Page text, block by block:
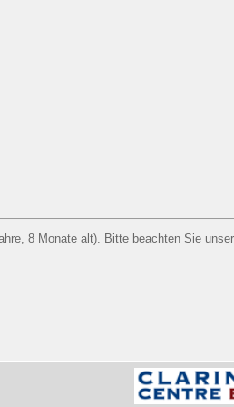
8 Monate alt). Bitte beachten Sie